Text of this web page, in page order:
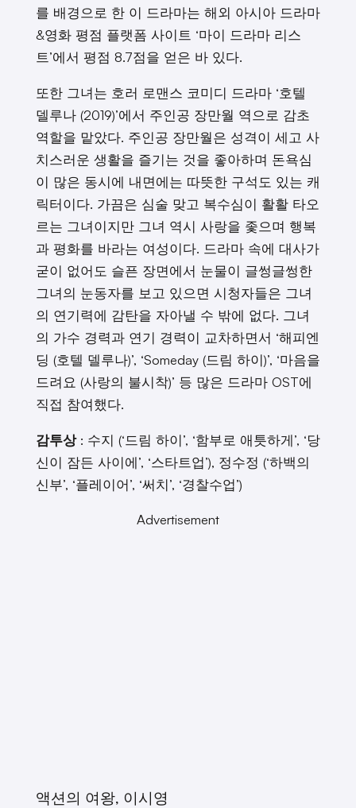
를 배경으로 한 이 드라마는 해외 아시아 드라마
&영화 평점 플랫폼 사이트 ‘마이 드라마 리스
트’에서 평점 8.7점을 얻은 바 있다.
또한 그녀는 호러 로맨스 코미디 드라마 ‘호텔
델루나 (2019)’에서 주인공 장만월 역으로 감초
역할을 맡았다. 주인공 장만월은 성격이 세고 사
치스러운 생활을 즐기는 것을 좋아하며 돈욕심
이 많은 동시에 내면에는 따뜻한 구석도 있는 캐
릭터이다. 가끔은 심술 맞고 복수심이 활활 타오
르는 그녀이지만 그녀 역시 사랑을 좇으며 행복
과 평화를 바라는 여성이다. 드라마 속에 대사가
굳이 없어도 슬픈 장면에서 눈물이 글썽글썽한
그녀의 눈동자를 보고 있으면 시청자들은 그녀
의 연기력에 감탄을 자아낼 수 밖에 없다. 그녀
의 가수 경력과 연기 경력이 교차하면서 ‘해피엔
딩 (호텔 델루나)’, ‘Someday (드림 하이)’, ‘마음을
드려요 (사랑의 불시착)’ 등 많은 드라마 OST에
직접 참여했다.
감투상: 수지 (‘드림 하이’, ‘함부로 애틋하게’, ‘당
신이 잠든 사이에’, ‘스타트업’), 정수정 (‘하백의
신부’, ‘플레이어’, ‘써치’, ‘경찰수업’)
Advertisement
액션의 여왕, 이시영